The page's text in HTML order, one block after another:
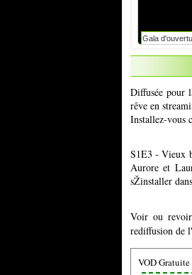
Gala
du rire de
caroline
Diffusée pour
rêve en
Installez-vous
S1E3 - Vieux
Aurore et
sŽinstaller
Voir ou
rediffusion de
VOD Gratuite